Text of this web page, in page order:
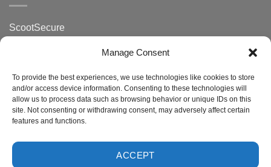
Manage Consent
To provide the best experiences, we use technologies like cookies to store
and/or access device information. Consenting to these technologies will
allow us to process data such as browsing behavior or unique IDs on this
site. Not consenting or withdrawing consent, may adversely affect certain
features and functions.
ACCEPT
ScootSecure
ClassicSecure
Zakelijk